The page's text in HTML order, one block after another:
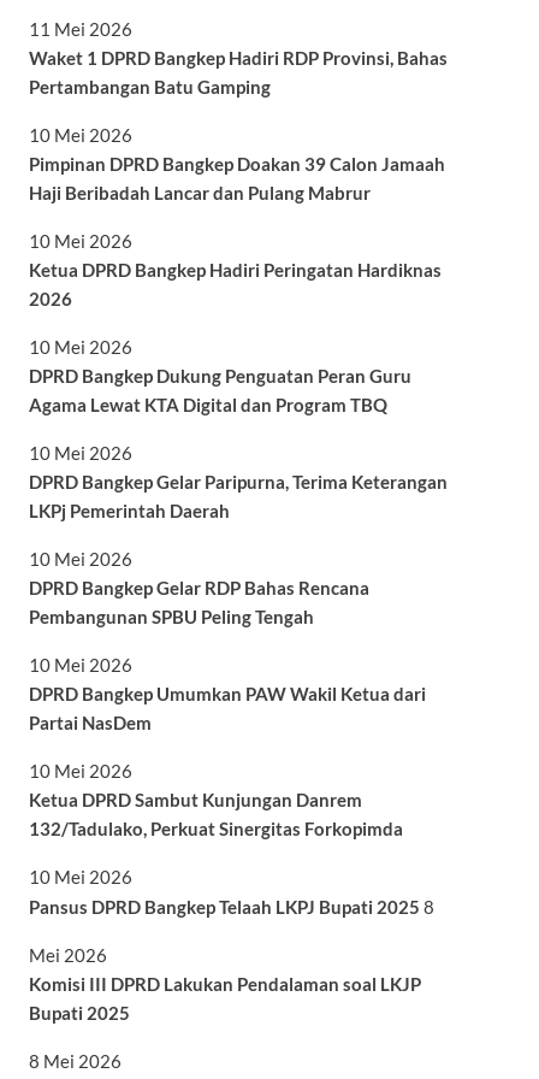
11 Mei 2026
Waket 1 DPRD Bangkep Hadiri RDP Provinsi, Bahas
Pertambangan Batu Gamping
10 Mei 2026
Pimpinan DPRD Bangkep Doakan 39 Calon Jamaah
Haji Beribadah Lancar dan Pulang Mabrur
10 Mei 2026
Ketua DPRD Bangkep Hadiri Peringatan Hardiknas
2026
10 Mei 2026
DPRD Bangkep Dukung Penguatan Peran Guru
Agama Lewat KTA Digital dan Program TBQ
10 Mei 2026
DPRD Bangkep Gelar Paripurna, Terima Keterangan
LKPj Pemerintah Daerah
10 Mei 2026
DPRD Bangkep Gelar RDP Bahas Rencana
Pembangunan SPBU Peling Tengah
10 Mei 2026
DPRD Bangkep Umumkan PAW Wakil Ketua dari
Partai NasDem
10 Mei 2026
Ketua DPRD Sambut Kunjungan Danrem
132/Tadulako, Perkuat Sinergitas Forkopimda
10 Mei 2026
Pansus DPRD Bangkep Telaah LKPJ Bupati 2025 8
Mei 2026
Komisi III DPRD Lakukan Pendalaman soal LKJP
Bupati 2025
8 Mei 2026